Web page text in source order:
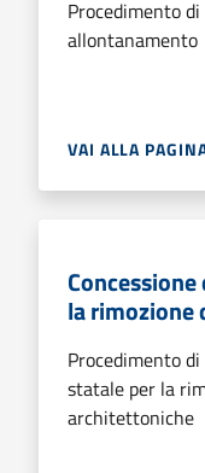
Procedimento
allontanamento
VAI ALLA
la rimozione
Procedimento
statale per la
architettoniche